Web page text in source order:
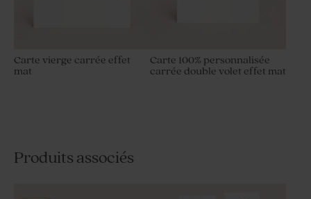
Carte vierge carrée effet
mat
Carte 100% personnalisée
carrée double volet effet mat
Produits associés